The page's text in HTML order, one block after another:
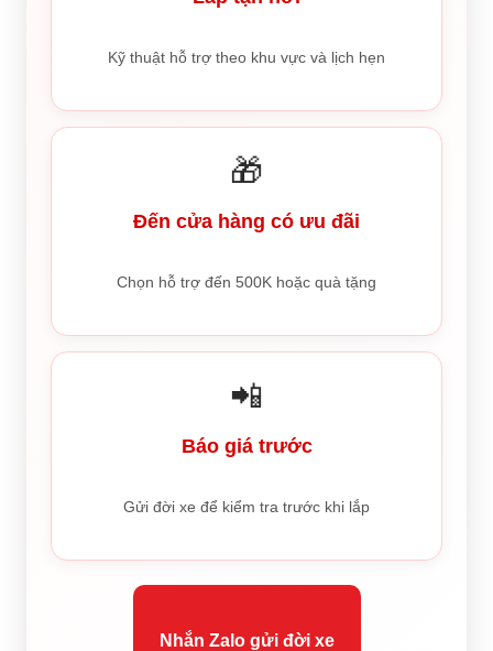
Kỹ thuật hỗ trợ theo khu vực và lịch hẹn
🎁
Đến cửa hàng có ưu đãi
Chọn hỗ trợ đến 500K hoặc quà tặng
📲
Báo giá trước
Gửi đời xe để kiểm tra trước khi lắp
Nhắn Zalo gửi đời xe